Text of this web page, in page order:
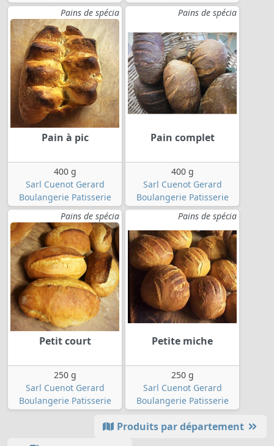
Pains de spécia
Pain à pic
400 g
Sarl Cuenot Gerard
Boulangerie Patisserie
Pains de spécia
Pain complet
400 g
Sarl Cuenot Gerard
Boulangerie Patisserie
Pains de spécia
Petit court
250 g
Sarl Cuenot Gerard
Boulangerie Patisserie
Pains de spécia
Petite miche
250 g
Sarl Cuenot Gerard
Boulangerie Patisserie
Produits par département